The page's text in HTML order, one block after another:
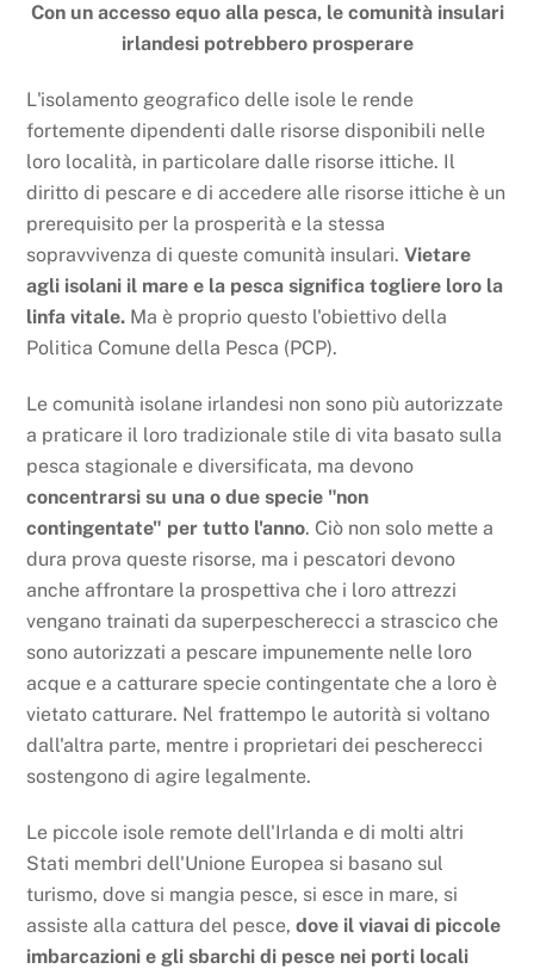
Con un accesso equo alla pesca, le comunità insulari
irlandesi potrebbero prosperare
L'isolamento geografico delle isole le rende
fortemente dipendenti dalle risorse disponibili nelle
loro località, in particolare dalle risorse ittiche. Il
diritto di pescare e di accedere alle risorse ittiche è un
prerequisito per la prosperità e la stessa
sopravvivenza di queste comunità insulari.Vietare
agli isolani il mare e la pesca significa togliere loro la
linfa vitale. Ma è proprio questo l'obiettivo della
Politica Comune della Pesca (PCP).
Le comunità isolane irlandesi non sono più autorizzate
a praticare il loro tradizionale stile di vita basato sulla
pesca stagionale e diversificata, ma devono
concentrarsi su una o due specie "non
contingentate" per tutto l'anno. Ciò non solo mette a
dura prova queste risorse, ma i pescatori devono
anche affrontare la prospettiva che i loro attrezzi
vengano trainati da superpescherecci a strascico che
sono autorizzati a pescare impunemente nelle loro
acque e a catturare specie contingentate che a loro è
vietato catturare. Nel frattempo le autorità si voltano
dall'altra parte, mentre i proprietari dei pescherecci
sostengono di agire legalmente.
Le piccole isole remote dell'Irlanda e di molti altri
Stati membri dell'Unione Europea si basano sul
turismo, dove si mangia pesce, si esce in mare, si
assiste alla cattura del pesce,dove il viavai di piccole
imbarcazioni e gli sbarchi di pesce nei porti locali